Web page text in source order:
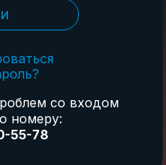
со входом
номеру:
55-78